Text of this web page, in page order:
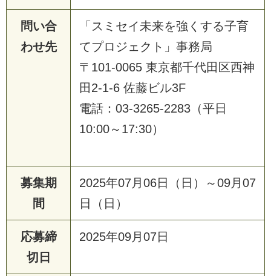
問い合
わせ先
「スミセイ未来を強くする子育
てプロジェクト」事務局
〒101-0065 東京都千代田区西神
田2-1-6 佐藤ビル3F
電話：03-3265-2283（平日
10:00～17:30）
募集期
間
2025年07月06日（日）～09月07
日（日）
応募締
切日
2025年09月07日